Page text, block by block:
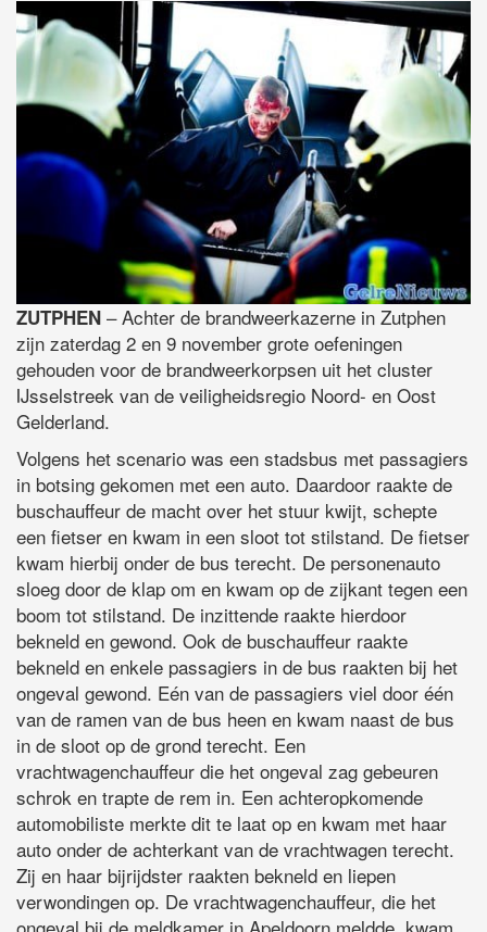
ZUTPHEN – Achter de brandweerkazerne in Zutphen
zijn zaterdag 2 en 9 november grote oefeningen
gehouden voor de brandweerkorpsen uit het cluster
IJsselstreek van de veiligheidsregio Noord- en Oost
Gelderland.
Volgens het scenario was een stadsbus met passagiers
in botsing gekomen met een auto. Daardoor raakte de
buschauffeur de macht over het stuur kwijt, schepte
een fietser en kwam in een sloot tot stilstand. De fietser
kwam hierbij onder de bus terecht. De personenauto
sloeg door de klap om en kwam op de zijkant tegen een
boom tot stilstand. De inzittende raakte hierdoor
bekneld en gewond. Ook de buschauffeur raakte
bekneld en enkele passagiers in de bus raakten bij het
ongeval gewond. Eén van de passagiers viel door één
van de ramen van de bus heen en kwam naast de bus
in de sloot op de grond terecht. Een
vrachtwagenchauffeur die het ongeval zag gebeuren
schrok en trapte de rem in. Een achteropkomende
automobiliste merkte dit te laat op en kwam met haar
auto onder de achterkant van de vrachtwagen terecht.
Zij en haar bijrijdster raakten bekneld en liepen
verwondingen op. De vrachtwagenchauffeur, die het